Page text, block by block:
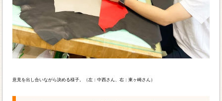
意見を出し合いながら決める様子。（左：中西さん、右：東ヶ崎さん）